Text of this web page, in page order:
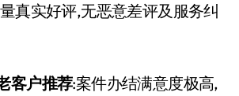
真实好评,无恶意差评及服务纠
客户推荐:案件办结满意度极高,